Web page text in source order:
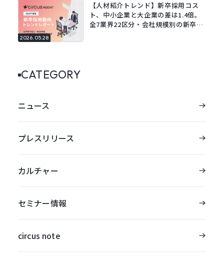
2026.05.28
【人材紹介トレンド】新卒採用コス
ト、中小企業と大企業の差は1.4倍。
全7業界22区分・会社規模別の新卒採
CATEGORY
ニュース
プレスリリース
カルチャー
セミナー情報
circus note